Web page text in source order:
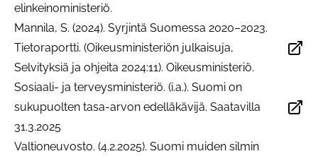
elinkeinoministeriö.
Mannila, S. (2024). Syrjintä Suomessa 2020–2023.
Tietoraportti. (Oikeusministeriön julkaisuja,
Selvityksiä ja ohjeita 2024:11). Oikeusministeriö.
Avautuu uudessa välilehdessä
Sosiaali- ja terveysministeriö. (i.a.). Suomi on
sukupuolten tasa-arvon edelläkävijä. Saatavilla
31.3.2025
Avautuu uudessa välilehdessä
Valtioneuvosto. (4.2.2025). Suomi muiden silmin